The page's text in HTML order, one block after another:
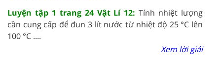
Luyện tập 1 trang 24 Vật Lí 12:Tính nhiệt lượng
cần cung cấp để đun 3 lít nước từ nhiệt độ 25 °C lên
100 °C ....
Xem lời giải